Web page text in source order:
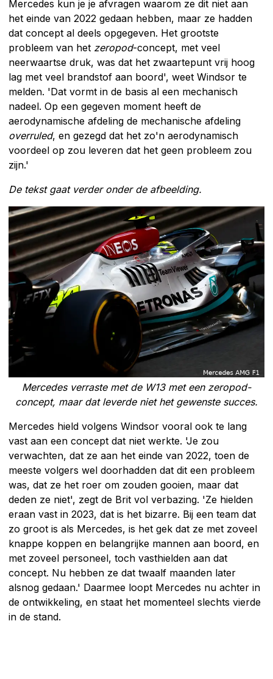
Mercedes kun je je afvragen waarom ze dit niet aan
het einde van 2022 gedaan hebben, maar ze hadden
dat concept al deels opgegeven. Het grootste
probleem van het zeropod-concept, met veel
neerwaartse druk, was dat het zwaartepunt vrij hoog
lag met veel brandstof aan boord', weet Windsor te
melden. 'Dat vormt in de basis al een mechanisch
nadeel. Op een gegeven moment heeft de
aerodynamische afdeling de mechanische afdeling
overruled, en gezegd dat het zo'n aerodynamisch
voordeel op zou leveren dat het geen probleem zou
zijn.'
De tekst gaat verder onder de afbeelding.
Mercedes verraste met de W13 met een zeropod-
concept, maar dat leverde niet het gewenste succes.
Mercedes hield volgens Windsor vooral ook te lang
vast aan een concept dat niet werkte. 'Je zou
verwachten, dat ze aan het einde van 2022, toen de
meeste volgers wel doorhadden dat dit een probleem
was, dat ze het roer om zouden gooien, maar dat
deden ze niet', zegt de Brit vol verbazing. 'Ze hielden
eraan vast in 2023, dat is het bizarre. Bij een team dat
zo groot is als Mercedes, is het gek dat ze met zoveel
knappe koppen en belangrijke mannen aan boord, en
met zoveel personeel, toch vasthielden aan dat
concept. Nu hebben ze dat twaalf maanden later
alsnog gedaan.' Daarmee loopt Mercedes nu achter in
de ontwikkeling, en staat het momenteel slechts vierde
in de stand.